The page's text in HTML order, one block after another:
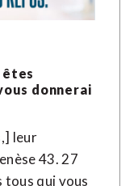
êtes
donnerai
leur
43. 27
tous qui vous